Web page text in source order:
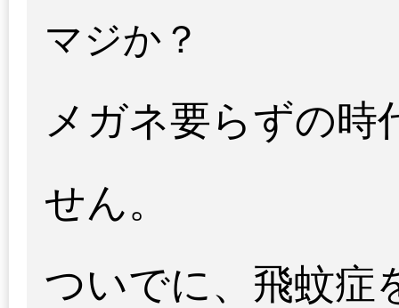
マジか？
メガネ要らずの時
せん。
ついでに、飛蚊症